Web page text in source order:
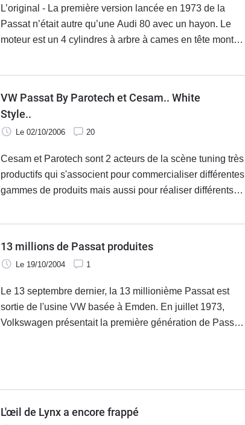
L’original - La première version lancée en 1973 de la
Passat n’était autre qu’une Audi 80 avec un hayon. Le
moteur est un 4 cylindres à arbre à cames en tête monté
VW Passat By Parotech et Cesam.. White
Style..
Le 02/10/2006 20
Cesam et Parotech sont 2 acteurs de la scène tuning très
productifs qui s'associent pour commercialiser différentes
gammes de produits mais aussi pour réaliser différents
très pur..
13 millions de Passat produites
Le 19/10/2004 1
Le 13 septembre dernier, la 13 millionième Passat est
sortie de l'usine VW basée à Emden. En juillet 1973,
Volkswagen présentait la première génération de Passat,
L'œil de Lynx a encore frappé